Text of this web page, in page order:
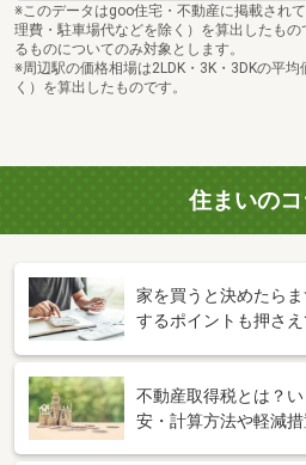
※このデータはgoo住宅・不動産に掲載され
理費・駐車場代などを除く）を算出したも
るものについてのみ対象とします。
※周辺駅の価格相場は2LDK・3K・3DKの平
く）を算出したものです。
住まいの
家を買うと決めたら
するポイントも押さえ
不動産取得税とは？
安・計算方法や軽減